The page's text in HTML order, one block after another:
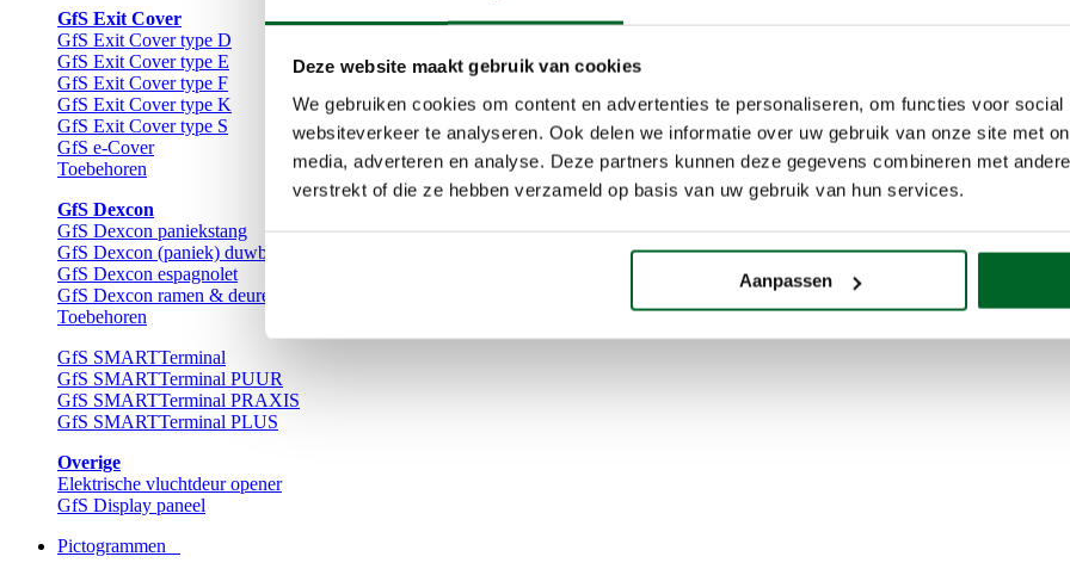
Deze website maakt gebruik van cookies
We gebruiken cookies om content en advertenties te personaliseren, om functies voor
websiteverkeer te analyseren. Ook delen we informatie over uw gebruik van onze site met
media, adverteren en analyse. Deze partners kunnen deze gegevens combineren met
verstrekt of die ze hebben verzameld op basis van uw gebruik van hun services.
Aanpassen
GfS Exit Cover
GfS Exit Cover type D
GfS Exit Cover type E
GfS Exit Cover type F
GfS Exit Cover type K
GfS Exit Cover type S
GfS e-Cover
Toebehoren
GfS Dexcon
GfS Dexcon paniekstang
GfS Dexcon (paniek) duwbalk
GfS Dexcon espagnolet
GfS Dexcon ramen & deuren
Toebehoren
GfS SMARTTerminal
GfS SMARTTerminal PUUR
GfS SMARTTerminal PRAXIS
GfS SMARTTerminal PLUS
Overige
Elektrische vluchtdeur opener
GfS Display paneel
Pictogrammen